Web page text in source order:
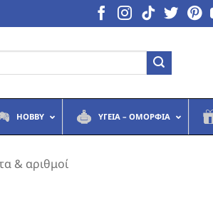
HOBBY ΥΓΕΙΆ – ΟΜΟΡΦΙΆ
& αριθμοί